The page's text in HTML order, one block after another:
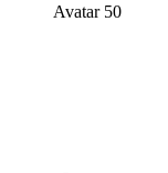
Avatar 50